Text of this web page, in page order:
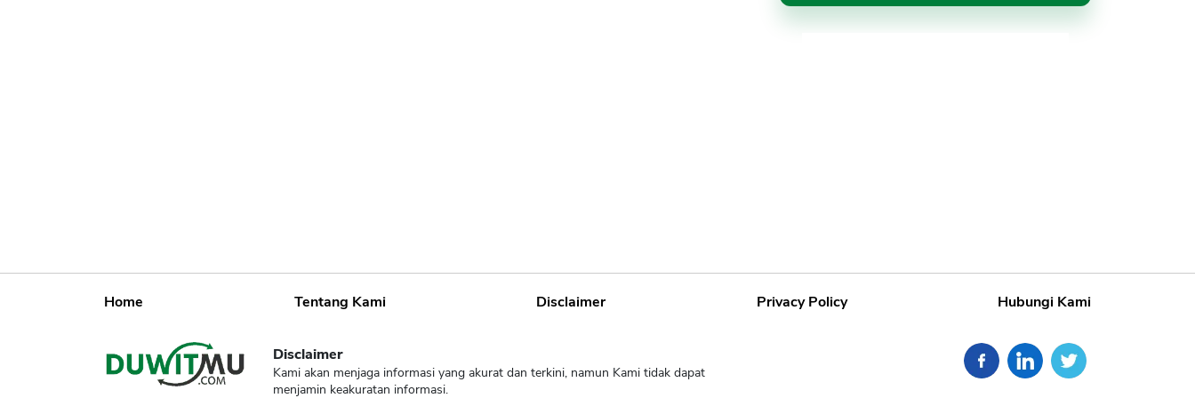
Home Tentang Kami Disclaimer Privacy Policy Hubungi Kami
Disclaimer
Kami akan menjaga informasi yang akurat dan terkini, namun Kami tidak dapat
menjamin keakuratan informasi.